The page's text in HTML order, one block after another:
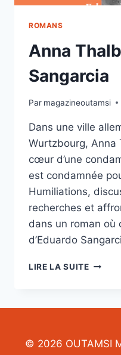
ROMANS
Anna
Sangarcia
Par magazineoutamsi
Dans une ville
Wurtzbourg, Anna
cœur d’une
est condamnée
Humiliations,
recherches et
dans un roman où
d’Eduardo
LIRE LA SUITEANNA
© 2026 OUTAMSI